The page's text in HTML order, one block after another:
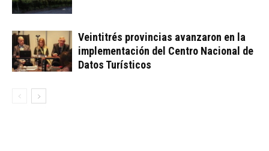
Veintitrés provincias avanzaron en la
implementación del Centro Nacional de
Datos Turísticos